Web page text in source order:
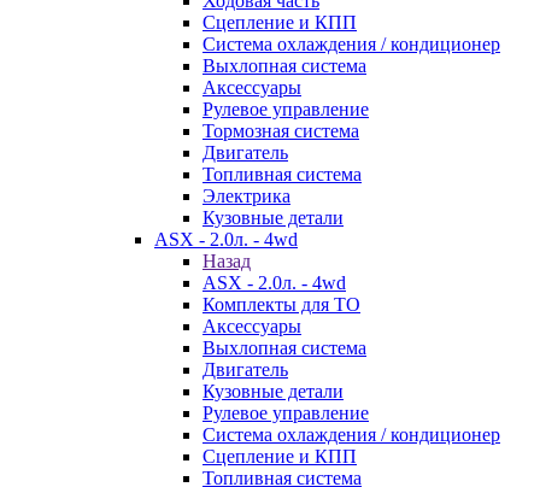
Сцепление и КПП
Система охлаждения / кондиционер
Выхлопная система
Аксессуары
Рулевое управление
Тормозная система
Двигатель
Топливная система
Электрика
Кузовные детали
ASX - 2.0л. - 4wd
Назад
ASX - 2.0л. - 4wd
Комплекты для ТО
Аксессуары
Выхлопная система
Двигатель
Кузовные детали
Рулевое управление
Система охлаждения / кондиционер
Сцепление и КПП
Топливная система